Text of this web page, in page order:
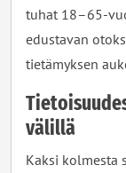
tuhat 18–65-
edustavan
tietämyksen
välillä
Kaksi kolmesta